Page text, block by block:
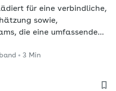
für eine verbindliche,
sowie,
die eine umfassende
3 Min